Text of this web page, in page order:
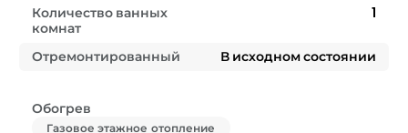
Количество ванных
комнат
1
Отремонтированный В исходном состоянии
Обогрев
Газовое этажное отопление